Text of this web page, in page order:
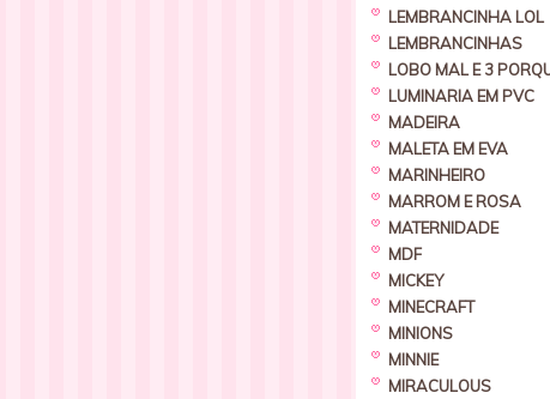
LEMBRANCINHA LOL
LEMBRANCINHAS
LOBO MAL E 3
LUMINARIA EM PVC
MADEIRA
MALETA EM EVA
MARINHEIRO
MARROM E ROSA
MATERNIDADE
MDF
MICKEY
MINECRAFT
MINIONS
MINNIE
MIRACULOUS